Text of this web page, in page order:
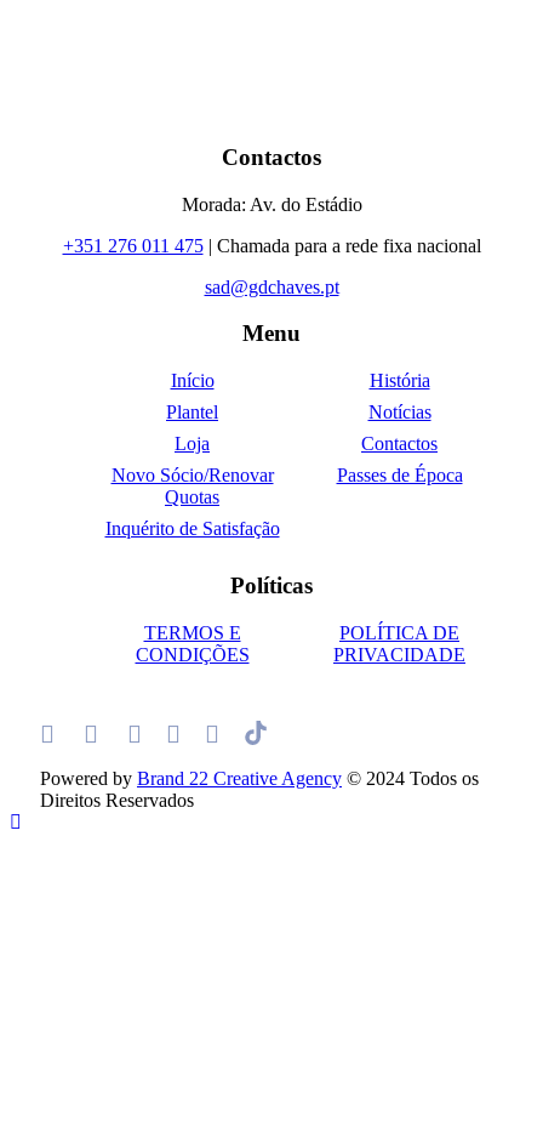
Contactos
Morada: Av. do Estádio
+351 276 011 475| Chamada para a rede fixa nacional
sad@gdchaves.pt
Menu
Início
História
Plantel
Notícias
Loja
Contactos
Novo Sócio/Renovar
Quotas
Passes de Época
Inquérito de Satisfação
Políticas
TERMOS E
CONDIÇÕES
POLÍTICA DE
PRIVACIDADE
Powered by Brand 22 Creative Agency © 2024 Todos os
Direitos Reservados